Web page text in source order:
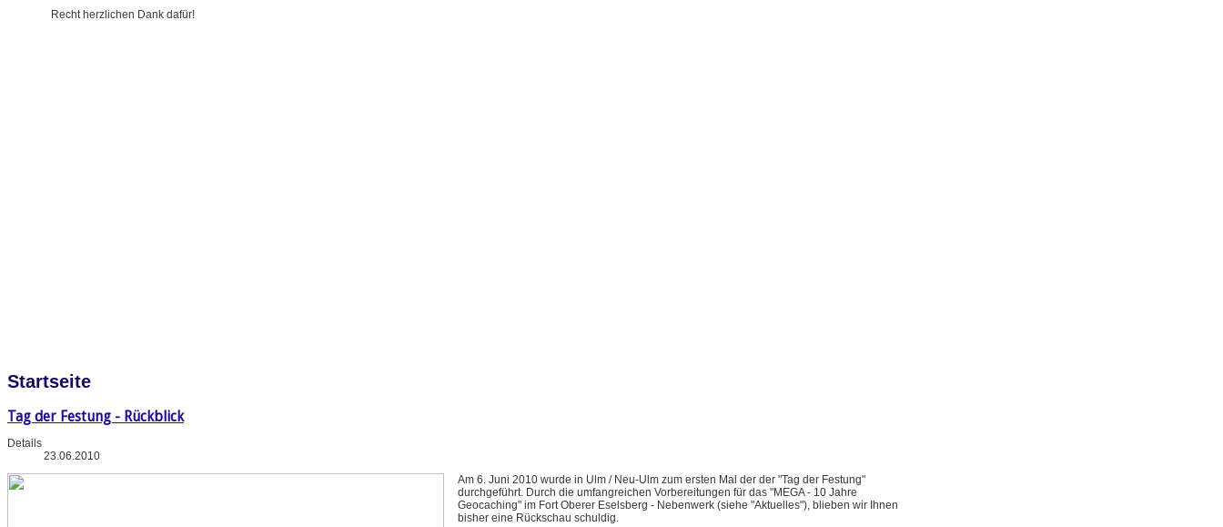
Recht herzlichen Dank dafür!
Startseite
Tag der Festung - Rückblick
Details
23.06.2010
Am 6. Juni 2010 wurde in Ulm / Neu-Ulm zum ersten Mal der der "Tag der Festung"
durchgeführt. Durch die umfangreichen Vorbereitungen für das "MEGA - 10 Jahre
Geocaching" im Fort Oberer Eselsberg - Nebenwerk (siehe "Aktuelles"), blieben wir Ihnen
bisher eine Rückschau schuldig.